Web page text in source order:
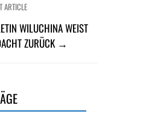
ARTICLE
WILUCHINA WEIST
ZURÜCK →